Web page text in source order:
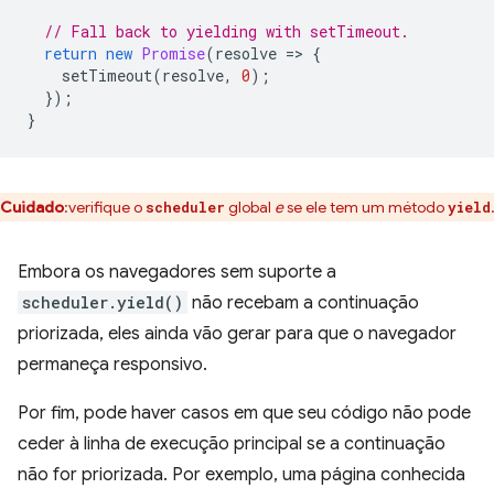
// Fall back to yielding with setTimeout.
return new Promise(resolve => {
setTimeout(resolve, 0);
});
}
Cuidado:verifique o scheduler global ese ele tem um métodoyield.
Embora os navegadores sem suporte a
scheduler.yield() não recebam a continuação
priorizada, eles ainda vão gerar para que o navegador
permaneça responsivo.
Por fim, pode haver casos em que seu código não pode
ceder à linha de execução principal se a continuação
não for priorizada. Por exemplo, uma página conhecida